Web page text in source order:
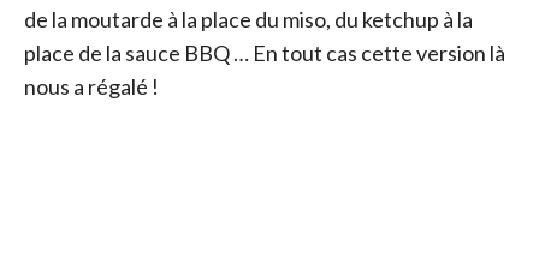
de la moutarde à la place du miso, du ketchup à la
place de la sauce BBQ … En tout cas cette version là
nous a régalé !